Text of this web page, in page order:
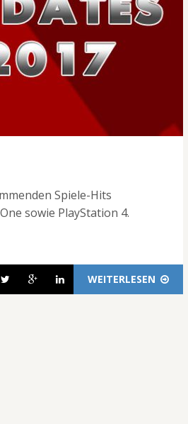
Spiele-Hits
sowie PlayStation 4.
WEITERLESEN